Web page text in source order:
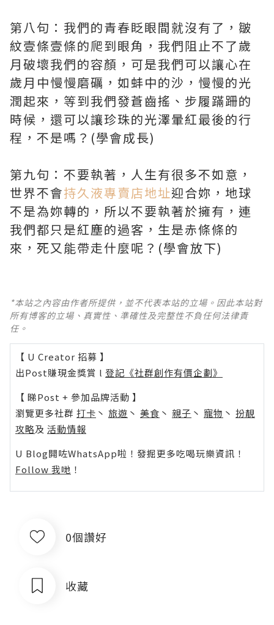
第八句：我們的青春眨眼間就沒有了，皺
紋壹條壹條的爬到眼角，我們阻止不了歲
月破壞我們的容顏，可是我們可以讓心在
歲月中慢慢磨礪，如蚌中的沙，慢慢的光
潤起來，等到我們發蒼齒搖、步履蹣跚的
時候，還可以讓珍珠的光澤暈紅最後的行
程，不是嗎？(學會成長)
第九句：不要執著，人生有很多不如意，
世界不會持久液專賣店地址迎合妳，地球
不是為妳轉的，所以不要執著於擁有，連
我們都只是紅塵的過客，生是赤條條的
來，死又能帶走什麼呢？(學會放下)
*本站之內容由作者所提供，並不代表本站的立場。因此本站對
所有博客的立場、真實性、準確性及完整性不負任何法律責
任。
【 U Creator 招募 】
出Post賺現金獎賞 l 登記《社群創作有價企劃》
【 睇Post + 參加品牌活動 】
瀏覽更多社群 打卡 丶 旅遊 丶 美食 丶 親子 丶 寵物 丶 扮靚
攻略及 活動情報
U Blog開咗WhatsApp啦！發掘更多吃喝玩樂資訊！
Follow 我哋 ！
0個讚好
收藏